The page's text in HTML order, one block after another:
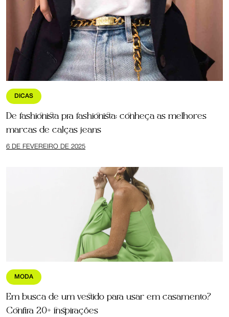
DICAS
De fashionista pra fashionista: conheça as melhores
marcas de calças jeans
6 DE FEVEREIRO DE 2025
MODA
Em busca de um vestido para usar em casamento?
Confira 20+ inspirações